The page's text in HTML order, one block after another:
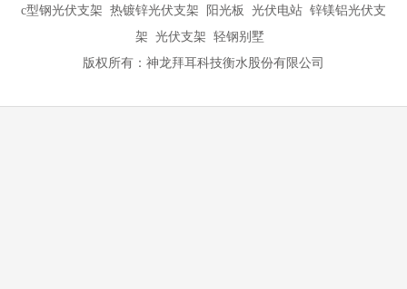
c型钢光伏支架 热镀锌光伏支架 阳光板 光伏电站 锌镁铝光伏支
架 光伏支架 轻钢别墅
版权所有：神龙拜耳科技衡水股份有限公司